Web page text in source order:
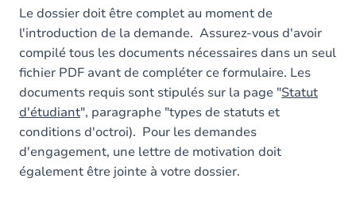
Le dossier doit être complet au moment de
l'introduction de la demande. Assurez-vous d'avoir
compilé tous les documents nécessaires dans un seul
fichier PDF avant de compléter ce formulaire. Les
documents requis sont stipulés sur la page "Statut
d'étudiant", paragraphe "types de statuts et
conditions d'octroi). Pour les demandes
d'engagement, une lettre de motivation doit
également être jointe à votre dossier.